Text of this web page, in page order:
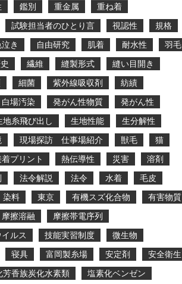
鑑別 重金属
重ね着
試験担当者のひとり言 視認性
規格
き 自由研究 肌着 耐水性
羽毛
繊維 縫製形式
縫い目開き
細菌 紫外線吸収剤
紡績
白場汚染 発がん性物質
発がん性
地糸飛び出し 生地性能
生分解性
現場探訪 仕事場紹介 獣毛
猫
プリント 熱伝導性 災害
溶剤
法令解説 法令 水着
毛皮
染料 東京 有機スズ化合物
有害物質
摩擦溶融
摩擦帯電序列
ルス 技能実習制度
微生物
寝具 富岡製糸場 安定剤
安全衛生
芳香族炭化水素類
塩素化ベンゼン